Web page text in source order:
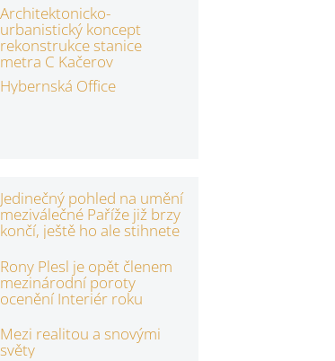
Architektonicko-
urbanistický koncept
rekonstrukce stanice
metra C Kačerov
Hybernská Office
Jedinečný pohled na umění
meziválečné Paříže již brzy
končí, ještě ho ale stihnete
Rony Plesl je opět členem
mezinárodní poroty
ocenění Interiér roku
Mezi realitou a snovými
světy